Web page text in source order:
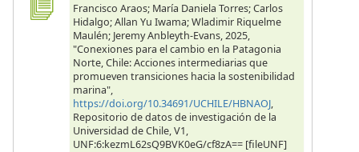
Francisco Araos; María Daniela Torres; Carlos
Hidalgo; Allan Yu Iwama; Wladimir Riquelme
Maulén; Jeremy Anbleyth-Evans, 2025,
"Conexiones para el cambio en la Patagonia
Norte, Chile: Acciones intermediarias que
promueven transiciones hacia la sostenibilidad
marina",
https://doi.org/10.34691/UCHILE/HBNAOJ,
Repositorio de datos de investigación de la
Universidad de Chile, V1,
UNF:6:kezmL62sQ9BVK0eG/cf8zA== [fileUNF]